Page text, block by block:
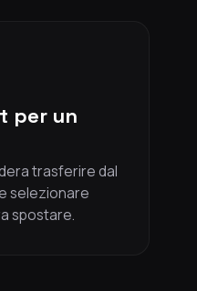
per un
trasferire dal
selezionare
spostare.